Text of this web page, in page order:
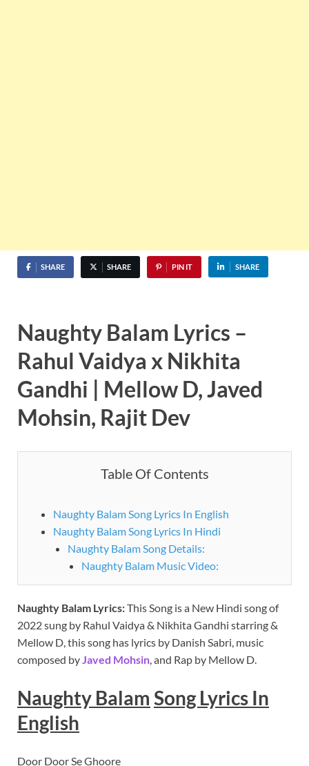
SHARE SHARE PIN IT SHARE
Naughty Balam Lyrics –
Rahul Vaidya x Nikhita
Gandhi | Mellow D, Javed
Mohsin, Rajit Dev
Table Of Contents
Naughty Balam Song Lyrics In English
Naughty Balam Song Lyrics In Hindi
Naughty Balam Song Details:
Naughty Balam Music Video:
Naughty Balam Lyrics:This Song is a New Hindi song of
2022 sung by Rahul Vaidya & Nikhita Gandhi starring &
Mellow D, this song has lyrics by Danish Sabri, music
composed byJaved Mohsin, and Rap by Mellow D.
Naughty Balam Song Lyrics In
English
Door Door Se Ghoore